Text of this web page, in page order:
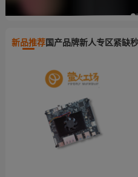
新品推荐国产品牌新人专区紧缺